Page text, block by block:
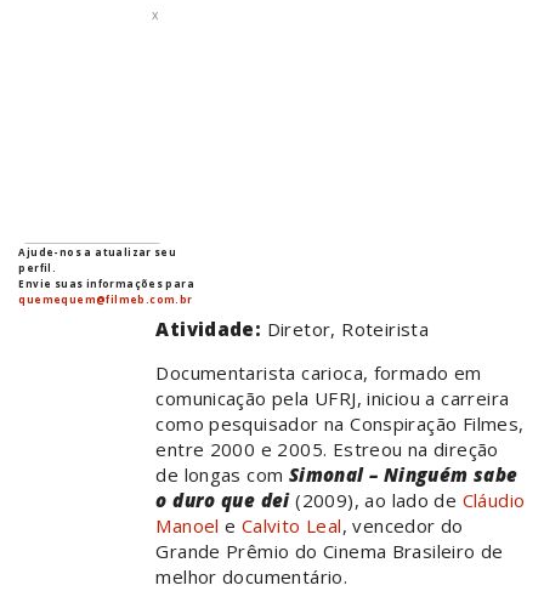
x
Ajude-nos a atualizar seu
perfil.
Envie suas informações para
quemequem@filmeb.com.br
Atividade: Diretor, Roteirista
Documentarista carioca, formado em
comunicação pela UFRJ, iniciou a carreira
como pesquisador na Conspiração Filmes,
entre 2000 e 2005. Estreou na direção
de longas com Simonal – Ninguém sabe
o duro que dei(2009), ao lado de Cláudio
Manoel e Calvito Leal, vencedor do
Grande Prêmio do Cinema Brasileiro de
melhor documentário.